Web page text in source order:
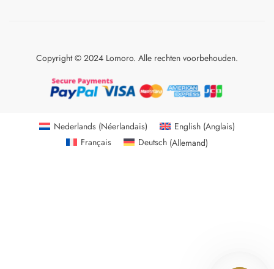
Copyright © 2024 Lomoro. Alle rechten voorbehouden.
Nederlands (Néerlandais) English(Anglais)
Français
Deutsch(Allemand)